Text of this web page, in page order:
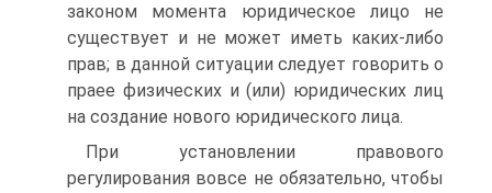
законом момента юридическое лицо не
существует и не может иметь каких-либо
прав; в данной ситуации следует говорить о
праее физических и (или) юридических лиц
на создание нового юридического лица.
При установлении правового
регулирования вовсе не обязательно, чтобы